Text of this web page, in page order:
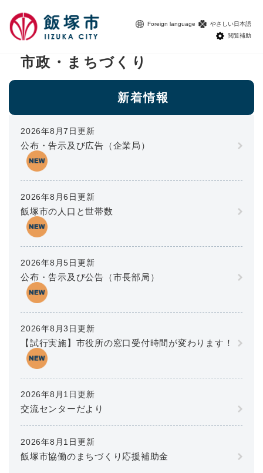
Foreign language
やさしい日本語
閲覧補助
文
市政・まちづくり
新着情報
2026年8月7日更新
公布・告示及び広告（企業局）
2026年8月6日更新
飯塚市の人口と世帯数
2026年8月5日更新
公布・告示及び公告（市長部局）
2026年8月3日更新
【試行実施】市役所の窓口受付時間が変わります！
2026年8月1日更新
交流センターだより
2026年8月1日更新
飯塚市協働のまちづくり応援補助金